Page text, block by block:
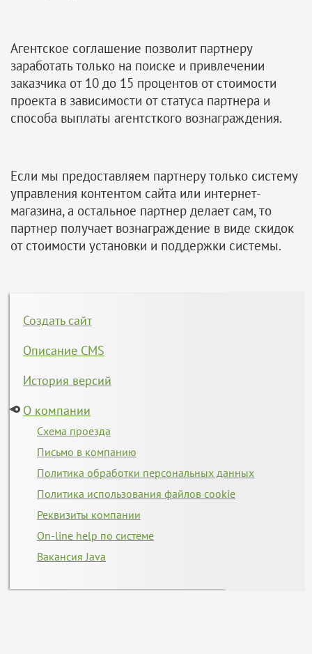
Агентское соглашение позволит партнеру
заработать только на поиске и привлечении
заказчика от 10 до 15 процентов от стоимости
проекта в зависимости от статуса партнера и
способа выплаты агентсткого вознаграждения.
Если мы предоставляем партнеру только систему
управления контентом сайта или интернет-
магазина, а остальное партнер делает сам, то
партнер получает вознаграждение в виде скидок
от стоимости установки и поддержки системы.
Создать сайт
Описание CMS
История версий
О компании
Схема проезда
Письмо в компанию
Политика обработки персональных данных
Политика использования файлов cookie
Реквизиты компании
On-line help по системе
Вакансия Java